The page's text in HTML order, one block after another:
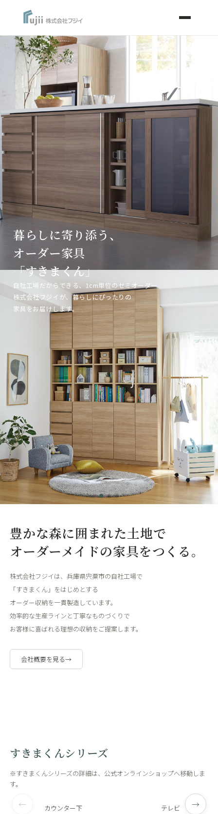
暮らしに寄り添う、
オーダー家具
「すきまくん」
自社工場だからできる、1cm単位のセミオーダー
株式会社フジイが、暮らしにぴったりの
家具をお届けします。
暮らしに寄り添う、
オーダー家具
「すきまくん」
自社工場だからできる、1cm単位のセミオーダー
株式会社フジイが、暮らしにぴったりの
家具をお届けします。
暮らしに寄り添う、
オーダー家具
「すきまくん」
自社工場だからできる、1cm単位のセミオーダー
株式会社フジイが、暮らしにぴったりの
家具をお届けします。
豊かな森に囲まれた土地で
オーダーメイドの家具をつくる。
株式会社フジイは、兵庫県宍粟市の自社工場で
「すきまくん」をはじめとする
オーダー収納を一貫製造しています。
効率的な生産ラインと丁寧なものづくりで
お客様に喜ばれる理想の収納をご提案します。
会社概要を見る→
すきまくんシリーズ
※すきまくんシリーズの詳細は、公式オンラインショップへ移動しま
す。
← カウンター下 テレビ →